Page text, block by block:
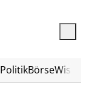
PolitikBörse